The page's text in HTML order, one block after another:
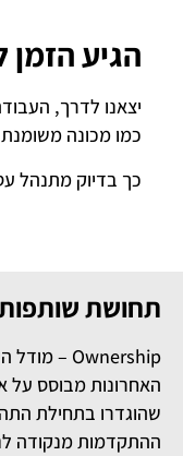
הגיע
יצאנו לדרך,
כמו מכונה
כך בדיוק מתנהל
תחושת
האחרונות מבוסס
שהוגדרו בתחילת
ההתקדמות מנקודה